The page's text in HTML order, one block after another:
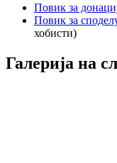
Повик за
Повик за
хобисти)
Галерија на